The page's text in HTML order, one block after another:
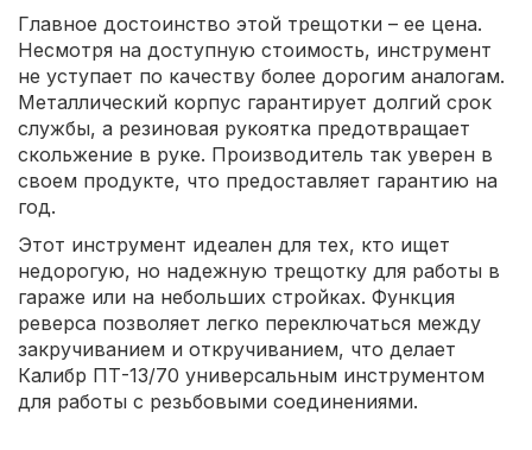
Главное достоинство этой трещотки – ее цена.
Несмотря на доступную стоимость, инструмент
не уступает по качеству более дорогим аналогам.
Металлический корпус гарантирует долгий срок
службы, а резиновая рукоятка предотвращает
скольжение в руке. Производитель так уверен в
своем продукте, что предоставляет гарантию на
год.
Этот инструмент идеален для тех, кто ищет
недорогую, но надежную трещотку для работы в
гараже или на небольших стройках. Функция
реверса позволяет легко переключаться между
закручиванием и откручиванием, что делает
Калибр ПТ-13/70 универсальным инструментом
для работы с резьбовыми соединениями.